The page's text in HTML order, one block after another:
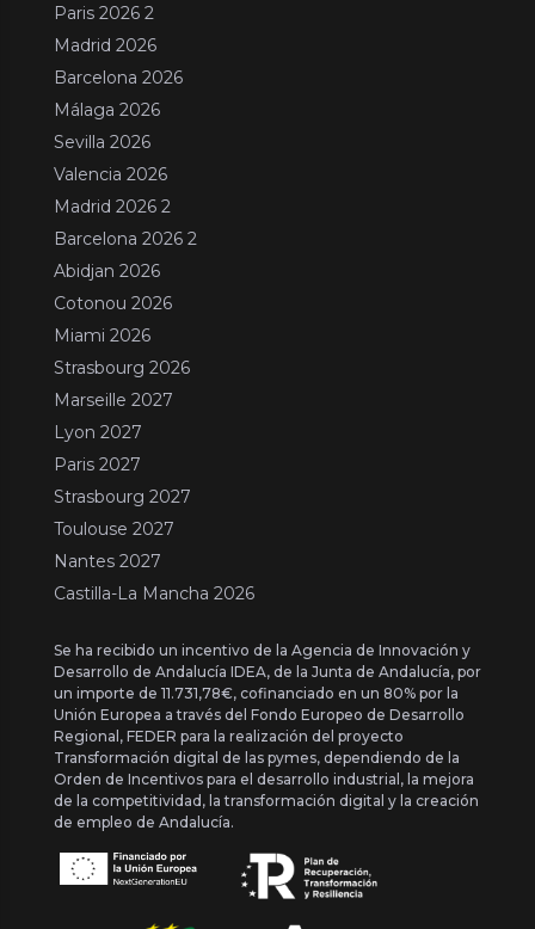
Paris 2026 2
Madrid 2026
Barcelona 2026
Málaga 2026
Sevilla 2026
Valencia 2026
Madrid 2026 2
Barcelona 2026 2
Abidjan 2026
Cotonou 2026
Miami 2026
Strasbourg 2026
Marseille 2027
Lyon 2027
Paris 2027
Strasbourg 2027
Toulouse 2027
Nantes 2027
Castilla-La Mancha 2026
Se ha recibido un incentivo de la Agencia de Innovación y
Desarrollo de Andalucía IDEA, de la Junta de Andalucía, por
un importe de 11.731,78€, cofinanciado en un 80% por la
Unión Europea a través del Fondo Europeo de Desarrollo
Regional, FEDER para la realización del proyecto
Transformación digital de las pymes, dependiendo de la
Orden de Incentivos para el desarrollo industrial, la mejora
de la competitividad, la transformación digital y la creación
de empleo de Andalucía.